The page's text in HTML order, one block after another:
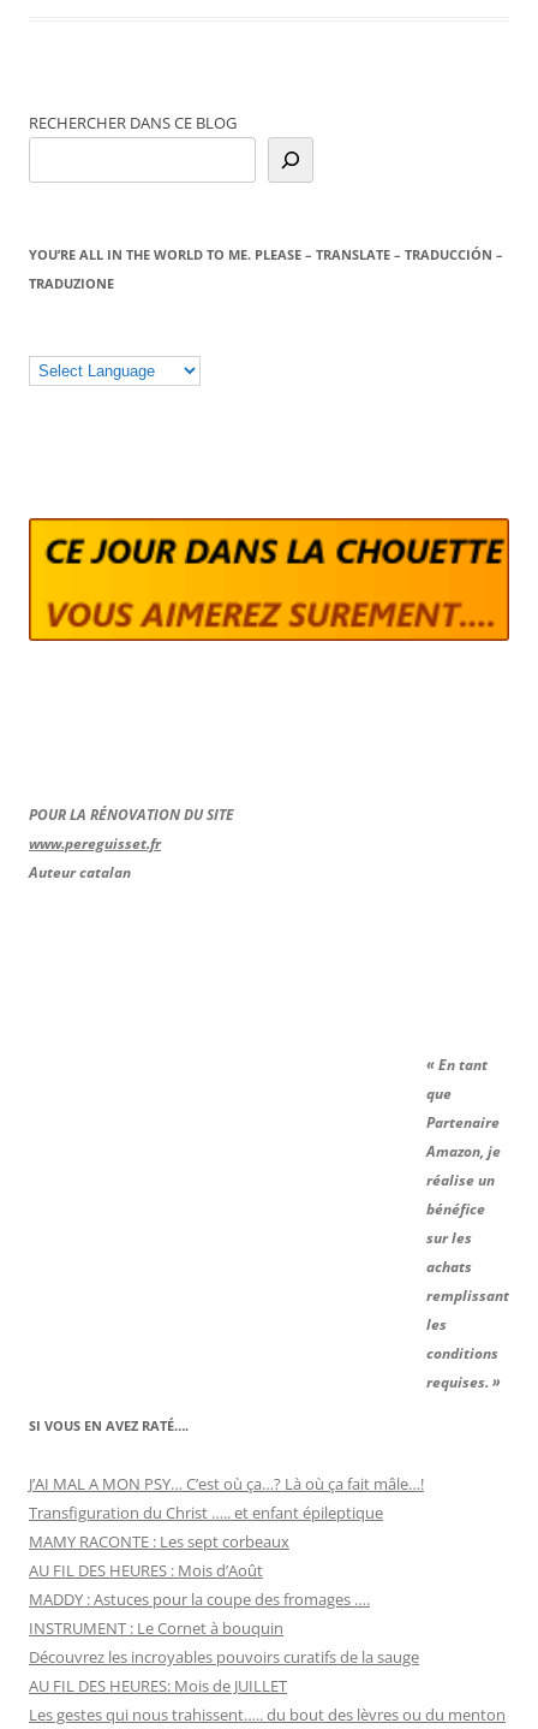
RECHERCHER DANS CE BLOG
YOU’RE ALL IN THE WORLD TO ME. PLEASE – TRANSLATE – TRADUCCIÓN –
TRADUZIONE
POUR LA RÉNOVATION DU SITE
www.pereguisset.fr
Auteur catalan
« En tant
que
Partenaire
Amazon, je
réalise un
bénéfice
sur les
achats
remplissant
les
conditions
requises. »
SI VOUS EN AVEZ RATÉ….
J’AI MAL A MON PSY… C’est où ça…? Là où ça fait mâle…!
Transfiguration du Christ ….. et enfant épileptique
MAMY RACONTE : Les sept corbeaux
AU FIL DES HEURES : Mois d’Août
MADDY : Astuces pour la coupe des fromages ….
INSTRUMENT : Le Cornet à bouquin
Découvrez les incroyables pouvoirs curatifs de la sauge
AU FIL DES HEURES: Mois de JUILLET
Les gestes qui nous trahissent….. du bout des lèvres ou du menton